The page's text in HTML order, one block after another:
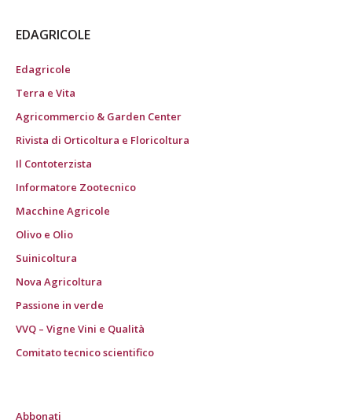
EDAGRICOLE
Edagricole
Terra e Vita
Agricommercio & Garden Center
Rivista di Orticoltura e Floricoltura
Il Contoterzista
Informatore Zootecnico
Macchine Agricole
Olivo e Olio
Suinicoltura
Nova Agricoltura
Passione in verde
VVQ – Vigne Vini e Qualità
Comitato tecnico scientifico
Abbonati